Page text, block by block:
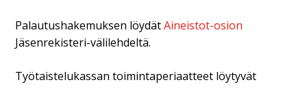
Palautushakemuksen löydätAineistot-osion
Jäsenrekisteri-välilehdeltä.
Työtaistelukassan toimintaperiaatteet löytyvät